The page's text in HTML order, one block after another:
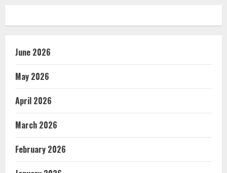
June 2026
May 2026
April 2026
March 2026
February 2026